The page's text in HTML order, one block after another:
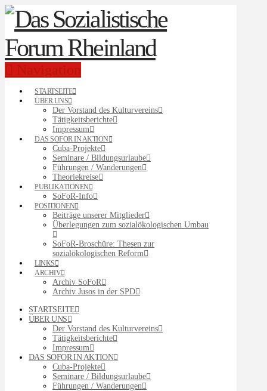
Navigation
STARTSEITE
ÜBER UNS
Der Vorstand des Kulturvereins
Tätigkeitsberichte
Impressum
DAS SOFOR IN AKTION
Cuba-Projekte
Seminare / Bildungsurlaube
Führungen / Wanderungen
Theoriekreise
PUBLIKATIONEN
SoFoR-Info
POSITIONEN
Beiträge unserer Mitglieder
Überlegungen zum sozialökologischen Umbau
SoFoR-Broschüre: Thesen zur
sozialökologischen Reform
LINKS
ARCHIV
Archiv SoFoR
Archiv Jusos in der SPD
STARTSEITE
ÜBER UNS
Der Vorstand des Kulturvereins
Tätigkeitsberichte
Impressum
DAS SOFOR IN AKTION
Cuba-Projekte
Seminare / Bildungsurlaube
Führungen / Wanderungen